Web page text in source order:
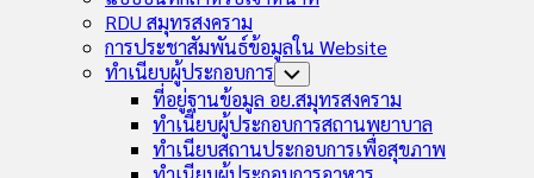
RDU สมุทรสงคราม
การประชาสัมพันธ์ข้อมูลใน Website
ทำเนียบผู้ประกอบการ Toggle
Child
Menu
ที่อยู่ฐานข้อมูล อย.สมุทรสงคราม
ทำเนียบผู้ประกอบการสถานพยาบาล
ทำเนียบสถานประกอบการเพื่อสุขภาพ